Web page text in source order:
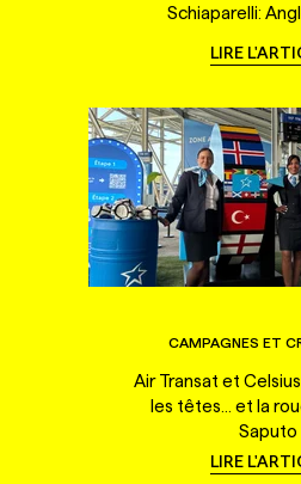
Schiaparelli:
LIRE
CAMPAGNES ET
Air Transat et
les têtes... et la
Saputo
LIRE